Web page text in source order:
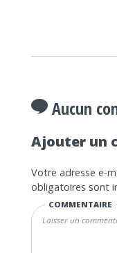
Aucun
Ajouter un
Votre adresse e-
obligatoires sont
COMMENTAIRE